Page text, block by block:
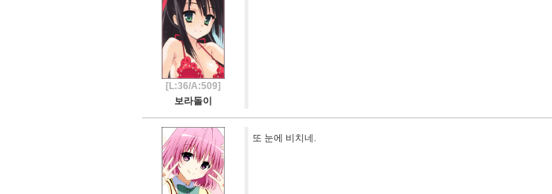
[L:36/A:509]
보라돌이
또 눈에 비치네.